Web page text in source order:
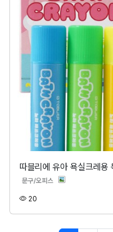
따블리에 유아 욕실크레
문구/오피스 분류
20